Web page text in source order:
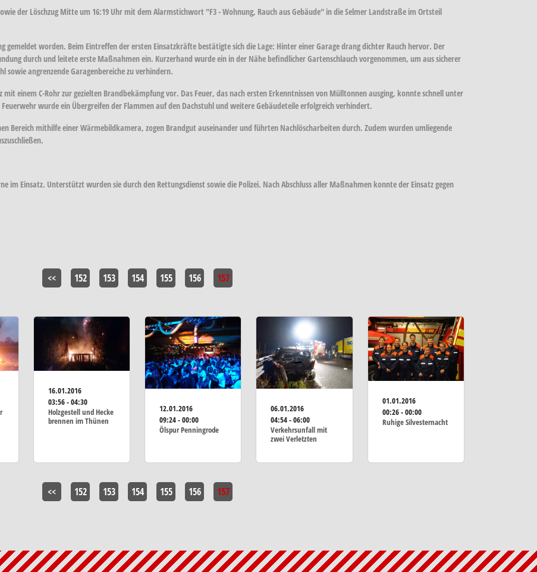
der Löschzug Mitte um 16:19 Uhr mit dem Alarmstichwort "F3 - Wohnung, Rauch aus Gebäude" in die Selmer Landstraße im Ortsteil
worden. Beim Eintreffen der ersten Einsatzkräfte bestätigte sich die Lage: Hinter einer Garage drang dichter Rauch hervor. Der
durch und leitete erste Maßnahmen ein. Kurzerhand wurde ein in der Nähe befindlicher Gartenschlauch vorgenommen, um aus sicherer
sowie angrenzende Garagenbereiche zu verhindern.
einem C-Rohr zur gezielten Brandbekämpfung vor. Das Feuer, das nach ersten Erkenntnissen von Mülltonnen ausging, konnte schnell unter
wurde ein Übergreifen der Flammen auf den Dachstuhl und weitere Gebäudeteile erfolgreich verhindert.
Bereich mithilfe einer Wärmebildkamera, zogen Brandgut auseinander und führten Nachlöscharbeiten durch. Zudem wurden umliegende
im Einsatz. Unterstützt wurden sie durch den Rettungsdienst sowie die Polizei. Nach Abschluss aller Maßnahmen konnte der Einsatz gegen
<< 152 153 154 155 156 157
16.01.2016
03:56 - 04:30
Holzgestell und Hecke
brennen im Thünen
12.01.2016
09:24 - 00:00
Ölspur Penningrode
06.01.2016
04:54 - 06:00
Verkehrsunfall mit
zwei Verletzten
01.01.2016
00:26 - 00:00
Ruhige Silvesternacht
<< 152 153 154 155 156 157